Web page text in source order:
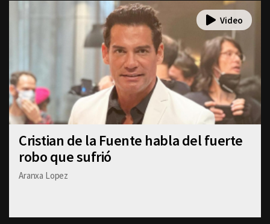
Cristian de la Fuente habla del fuerte
robo que sufrió
Aranxa Lopez